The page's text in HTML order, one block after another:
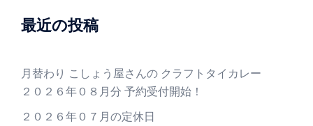
最近の投稿
月替わり こしょう屋さんの クラフトタイカレー
２０２６年０８月分 予約受付開始！
２０２６年０７月の定休日